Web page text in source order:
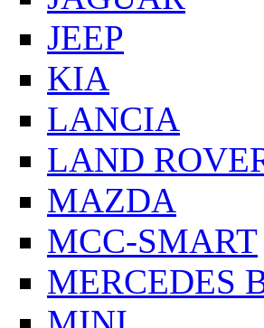
JEEP
KIA
LANCIA
LAND
MAZDA
MCC-SMART
MERCEDES